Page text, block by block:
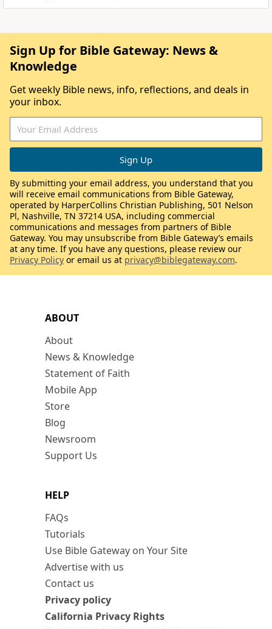
ABOUT
About
News & Knowledge
Statement of Faith
Mobile App
Store
Blog
Newsroom
Support Us
HELP
FAQs
Tutorials
Use Bible Gateway on Your Site
Advertise with us
Contact us
Privacy policy
California Privacy Rights
Sign Up for Bible Gateway: News &
Knowledge
Get weekly Bible news, info, reflections, and deals in
your inbox.
By submitting your email address, you understand that you
will receive email communications from Bible Gateway,
operated by HarperCollins Christian Publishing, 501 Nelson
Pl, Nashville, TN 37214 USA, including commercial
communications and messages from partners of Bible
Gateway. You may unsubscribe from Bible Gateway’s emails
at any time. If you have any questions, please review our
Privacy Policy or email us at privacy@biblegateway.com.